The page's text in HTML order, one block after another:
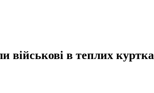
військові в теплих